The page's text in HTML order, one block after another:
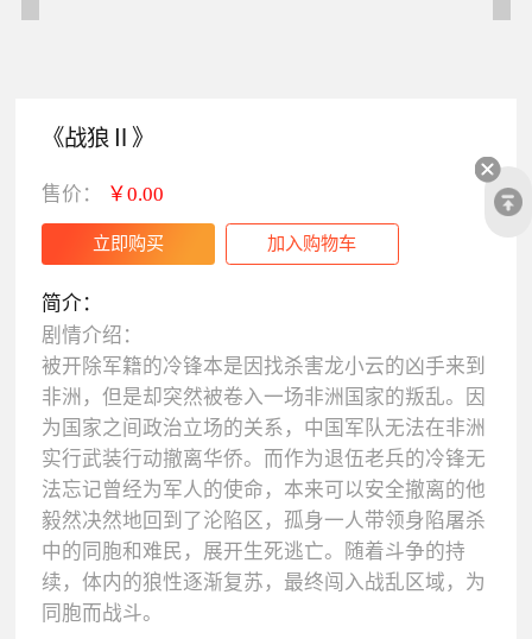
《战狼Ⅱ》
售价： ￥0.00
简介：
剧情介绍：
被开除军籍的冷锋本是因找杀害龙小云的凶手来到
非洲，但是却突然被卷入一场非洲国家的叛乱。因
为国家之间政治立场的关系，中国军队无法在非洲
实行武装行动撤离华侨。而作为退伍老兵的冷锋无
法忘记曾经为军人的使命，本来可以安全撤离的他
毅然决然地回到了沦陷区，孤身一人带领身陷屠杀
中的同胞和难民，展开生死逃亡。随着斗争的持
续，体内的狼性逐渐复苏，最终闯入战乱区域，为
同胞而战斗。